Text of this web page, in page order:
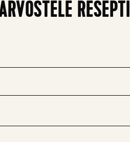
RESEPTI